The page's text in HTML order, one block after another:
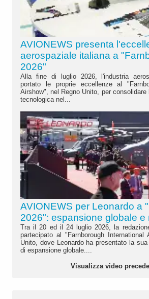
AVIONEWS presenta
aerospaziale italiana a
2026"
Alla fine di luglio 2026, l'industria
portato le proprie eccellenze al
Airshow", nel Regno Unito, per consolidare
tecnologica nel...
AVIONEWS per Leonardo a
2026": espansione globale e
Tra il 20 ed il 24 luglio 2026, la
partecipato al "Farnborough International
Unito, dove Leonardo ha presentato la
di espansione globale....
Visualizza video